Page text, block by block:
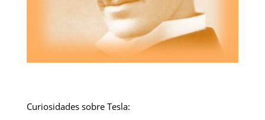
Curiosidades sobre Tesla: